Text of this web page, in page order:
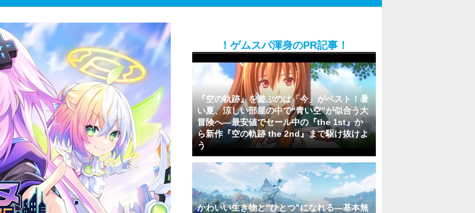
！ゲムスパ渾身のPR記事！
『空の軌跡』を遊ぶのは「今」がベスト！暑
い夏、涼しい部屋の中で“青い空”が似合う大
冒険へ―最安値でセール中の『the 1st』か
ら新作『空の軌跡 the 2nd』まで駆け抜けよ
う
かわいい生き物と"ひとつ"になれる―基本無